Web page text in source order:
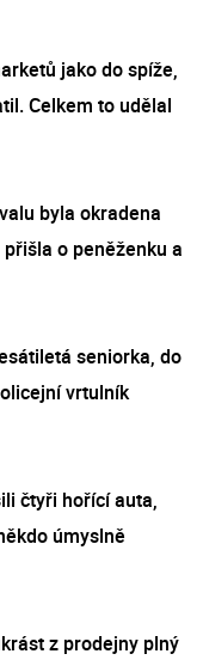
jako do spíže,
Celkem to udělal
byla okradena
o peněženku a
seniorka, do
vrtulník
čtyři hořící auta,
úmyslně
z prodejny plný